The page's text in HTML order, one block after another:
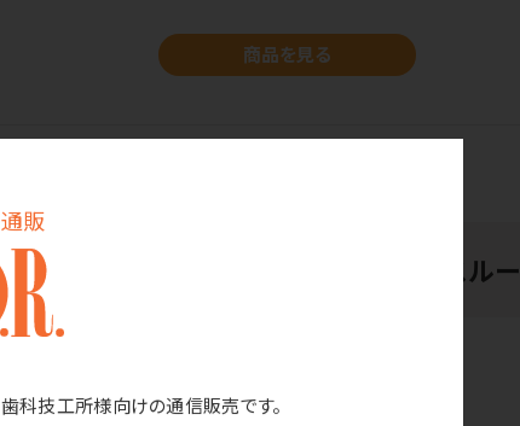
販
歯科技工所様向けの通信販売です。
商品を見る
におすすめ！「息がスルスル通る」息スルー